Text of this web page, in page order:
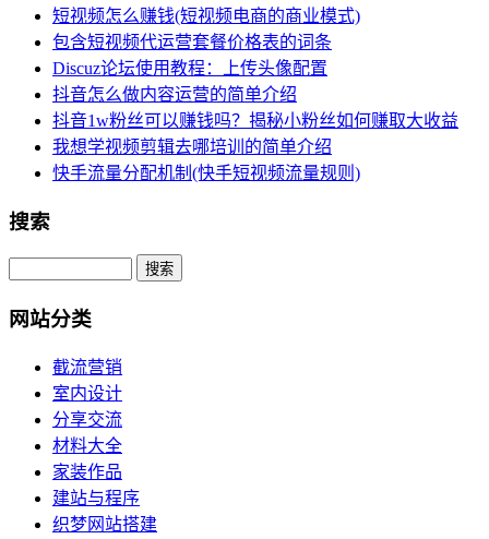
短视频怎么赚钱(短视频电商的商业模式)
包含短视频代运营套餐价格表的词条
Discuz论坛使用教程：上传头像配置
抖音怎么做内容运营的简单介绍
抖音1w粉丝可以赚钱吗？揭秘小粉丝如何赚取大收益
我想学视频剪辑去哪培训的简单介绍
快手流量分配机制(快手短视频流量规则)
搜索
网站分类
截流营销
室内设计
分享交流
材料大全
家装作品
建站与程序
织梦网站搭建